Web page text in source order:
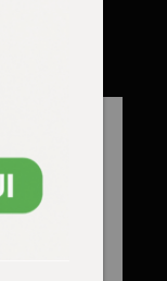
gradi